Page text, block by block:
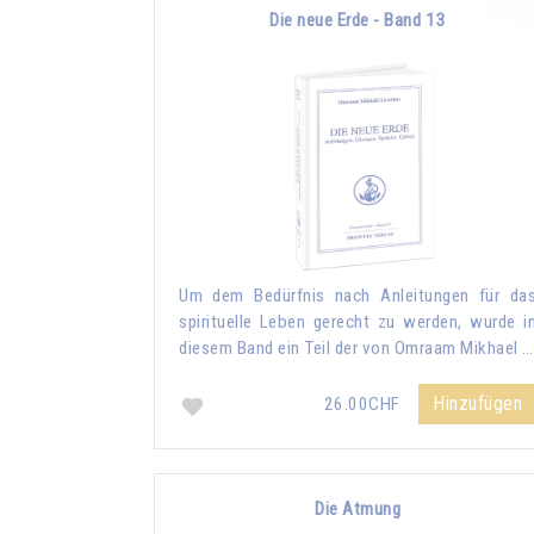
Die neue Erde - Band 13
Um dem Bedürfnis nach Anleitungen für
spirituelle Leben gerecht zu werden, wurde
diesem Band ein Teil der von Omraam Mikhael …
26.00CHF Hinzufügen
Die Atmung